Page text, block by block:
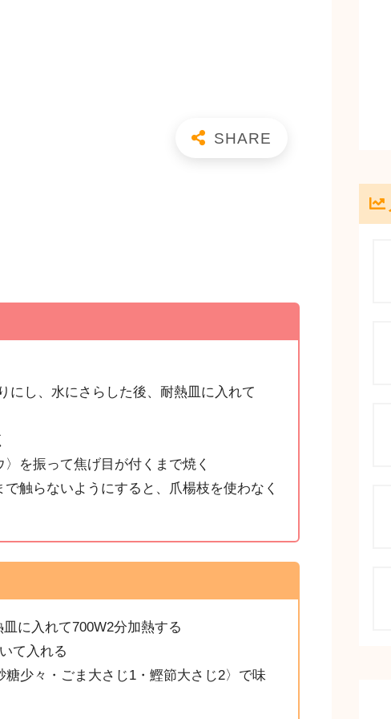
し、水にさらした後、耐熱皿に入れて
を振って焦げ目が付くまで焼く
触らないようにすると、爪楊枝を使わなく
に入れて700W2分加熱する
て入れる
少々・ごま大さじ1・鰹節大さじ2〉で味